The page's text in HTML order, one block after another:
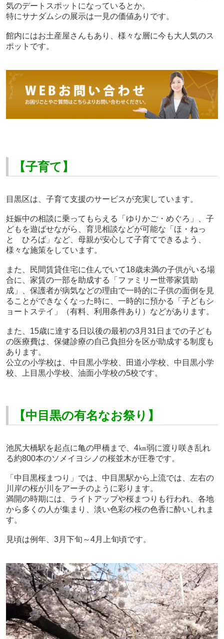
気のデートスポットになっているとか。
特にサナダムシの展示は一見の価値ありです。
館内にはお土産屋さんもあり、様々な層に今も大人気のス
ポットです。
【子育て】
目黒区は、子育て支援のサービスが充実しています。
妊娠中の相談に乗ってもらえる「ゆりかご・めぐろ」、子
どもを遊ばせながら、育児相談などが可能な「ほ・ねっ
と ひろば」など、母親が安心して子育てできるよう、
様々な施策をしています。
また、民間賃貸住宅に住んでいて18歳未満の子供がいる場
合に、家賃の一部を助成する「ファミリー世帯家賃助
成」、保護者が病気などの理由で一時的に子供の面倒を見
ることができなくなった時に、一時的に預かる「子どもシ
ョートステイ」（有料、利用条件あり）などがあります。
また、 15歳に達する日以後の最初の3月 31 日までの子ども
の医療費は、保健診療の自己負担分を区が助成する制度も
あります。
公立の小学校は、中目黒小学校、田道小学校、中目黒小学
校、上目黒小学校、油面小学校の5校です。
【中目黒の有名なお祭り】
池尻大橋駅を起点に亀の甲橋まで、 4㎞弱に渡り咲き乱れ
る約800本のソメイヨシノの桜並木が圧巻です。
「中目黒桜まつり」では、中目黒駅から上流では、左右の
川岸の桜が川をアーチのように彩ります。
満開の時期には、ライトアップや桜まつりも行われ、各地
から多くの人が集まり、淡い色彩の桜の色香に酔いしれま
す。
見頃は例年、 3月下旬～4月上旬頃です。